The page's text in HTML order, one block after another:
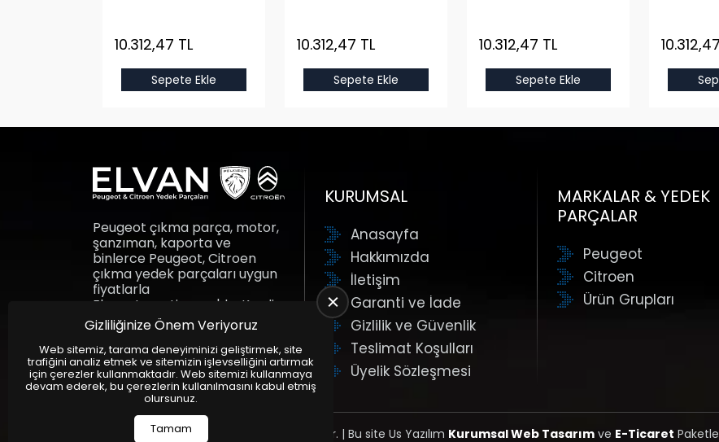
10.312,47 TL
Sepete Ekle
10.312,47 TL
Sepete Ekle
10.312,47 TL
Sepete Ekle
Peugeot çıkma parça, motor,
şanzıman, kaporta ve
binlerce Peugeot, Citroen
çıkma yedek parçaları uygun
fiyatlarla
Elvanotomotiv.com'da. Kredi
kartına taksit fırsatı ile yedek
parçalar adresine gelsin.
Elvan Otomotiv.
KURUMSAL
Anasayfa
Hakkımızda
İletişim
Garanti ve İade
Gizlilik ve Güvenlik
Teslimat Koşulları
Üyelik Sözleşmesi
MARKALAR & YEDEK
PARÇALAR
Peugeot
Citroen
Ürün Grupları
Tüm Hakları Saklıdır. | Bu site Us Yazılım Kurumsal Web Tasarımve E-Ticaret
Gizliliğinize Önem Veriyoruz
Web sitemiz, tarama deneyiminizi geliştirmek, site
trafiğini analiz etmek ve sitemizin işlevselliğini artırmak
için çerezler kullanmaktadır. Web sitemizi kullanmaya
devam ederek, bu çerezlerin kullanılmasını kabul etmiş
olursunuz.
Tamam